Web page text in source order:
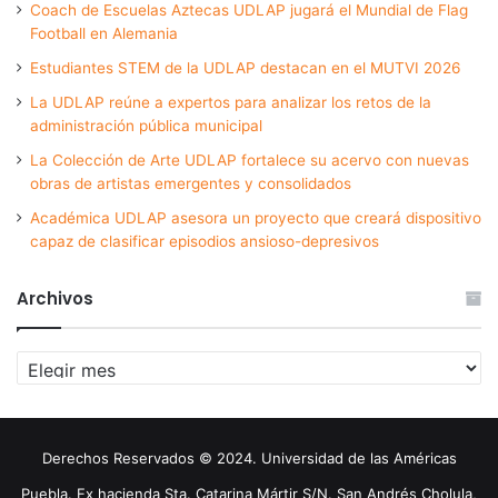
Coach de Escuelas Aztecas UDLAP jugará el Mundial de Flag
Football en Alemania
Estudiantes STEM de la UDLAP destacan en el MUTVI 2026
La UDLAP reúne a expertos para analizar los retos de la
administración pública municipal
La Colección de Arte UDLAP fortalece su acervo con nuevas
obras de artistas emergentes y consolidados
Académica UDLAP asesora un proyecto que creará dispositivo
capaz de clasificar episodios ansioso-depresivos
Archivos
Archivos
Derechos Reservados © 2024. Universidad de las Américas
Puebla. Ex hacienda Sta. Catarina Mártir S/N. San Andrés Cholula,